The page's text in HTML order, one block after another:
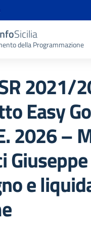
Policy
Sicilia
della Programmazione
2021/
Easy
2026 –
e